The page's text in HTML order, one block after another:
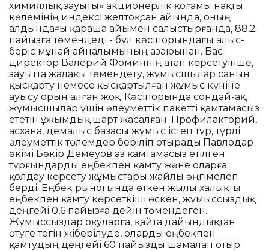
химиялық зауыты» акционерлік қоғамы нақты
көлемінің индексі желтоқсан айында, оның
алдындағы қараша айымен салыстырғанда, 88,2
пайызға төмендеді - бұл кәсіпорындағы алыс-
беріс мұнай айналымының азаюынан. Бас
директор Валерий Фоминнің атап көрсетуінше,
зауытта жалақы төмендету, жұмысшылар санын
қысқарту немесе қысқартылған жұмыс күніне
ауысу орын алған жоқ. Кәсіпорында сондай-ақ,
жұмысшылар үшін әлеуметтік пакетті қамтамасыз
ететін ұжымдық шарт жасалған. Профилакторий,
асхана, демалыс базасы жұмыс істеп тұр, түрлі
әлеуметтік төлемдер беріліп отырады.Павлодар
әкімі Бәкір Демеуов аз қамтамасыз етілген
тұрғындарды еңбекпен қамту және оларға
қолдау көрсету жұмыстары жайлы әңгімелеп
берді. Еңбек рыногында өткен жылы халықты
еңбекпен қамту көрсеткіші өскен, жұмыссыздық
деңгейі 0,6 пайызға дейін төмендеген.
Жұмыссыздар оқуларға, қайта дайындықтан
өтуге тегін жіберілуде, оларды еңбекпен
қамтудың деңгейі 60 пайызды шамалап отыр.